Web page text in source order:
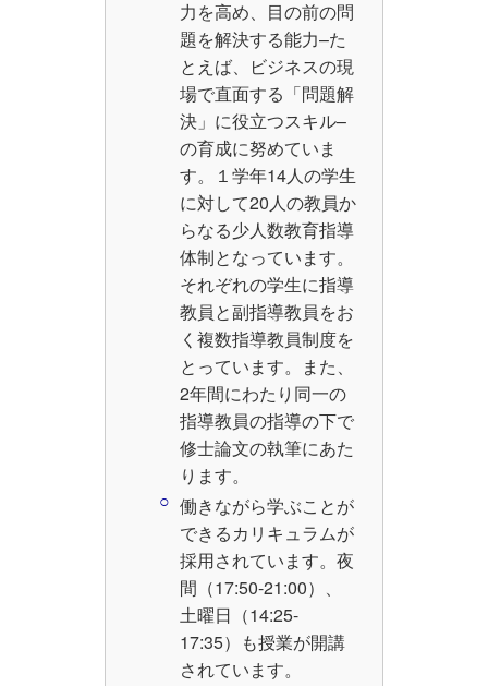
力を高め、目の前の問
題を解決する能力–た
とえば、ビジネスの現
場で直面する「問題解
決」に役立つスキル–
の育成に努めていま
す。１学年14人の学生
に対して20人の教員か
らなる少人数教育指導
体制となっています。
それぞれの学生に指導
教員と副指導教員をお
く複数指導教員制度を
とっています。また、
2年間にわたり同一の
指導教員の指導の下で
修士論文の執筆にあた
ります。
働きながら学ぶことが
できるカリキュラムが
採用されています。夜
間（17:50-21:00）、
土曜日（14:25-
17:35）も授業が開講
されています。